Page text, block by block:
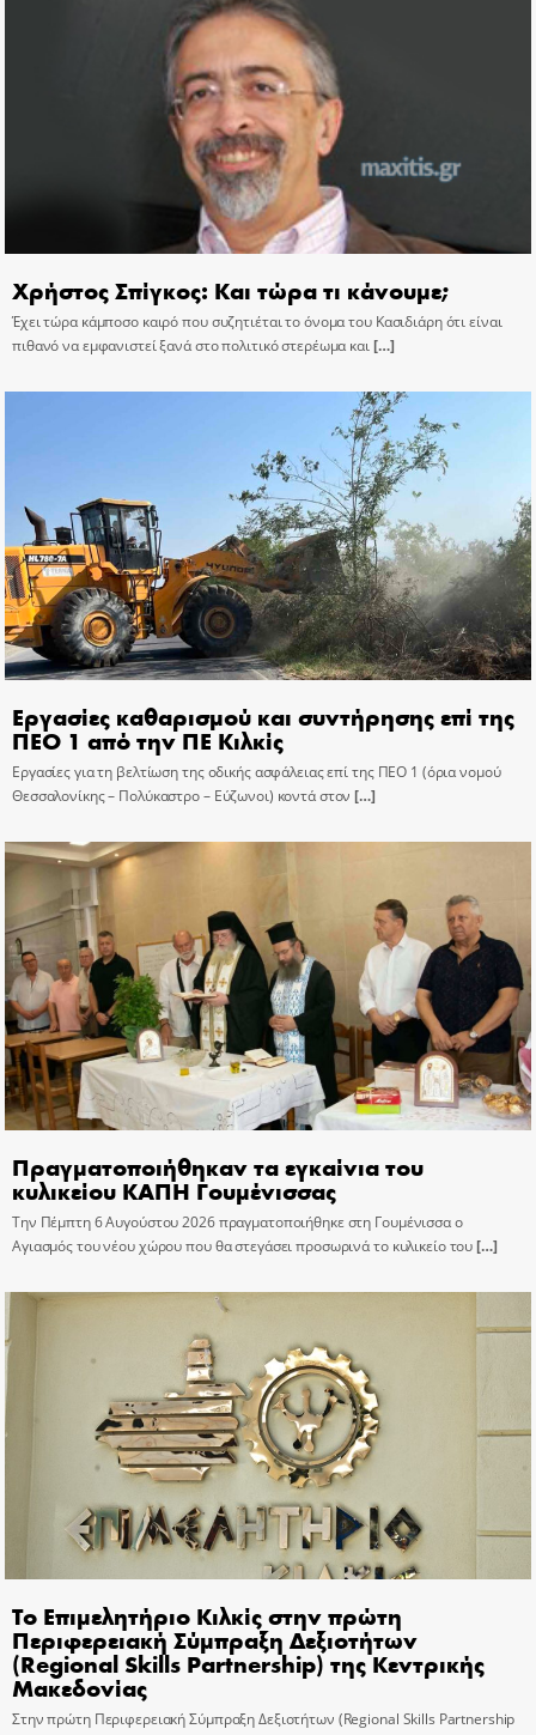
Χρήστος Σπίγκος: Και τώρα τι κάνουμε;
Έχει τώρα κάμποσο καιρό που συζητιέται το όνομα του Κασιδιάρη ότι είναι
πιθανό να εμφανιστεί ξανά στο πολιτικό στερέωμα και[…]
Εργασίες καθαρισμού και συντήρησης επί της
ΠΕΟ 1 από την ΠΕ Κιλκίς
Εργασίες για τη βελτίωση της οδικής ασφάλειας επί της ΠΕΟ 1 (όρια νομού
Θεσσαλονίκης – Πολύκαστρο – Εύζωνοι) κοντά στον […]
Πραγματοποιήθηκαν τα εγκαίνια του
κυλικείου ΚΑΠΗ Γουμένισσας
Την Πέμπτη 6 Αυγούστου 2026 πραγματοποιήθηκε στη Γουμένισσα ο
Αγιασμός του νέου χώρου που θα στεγάσει προσωρινά το κυλικείο του[…]
Το Επιμελητήριο Κιλκίς στην πρώτη
Περιφερειακή Σύμπραξη Δεξιοτήτων
(Regional Skills Partnership) της Κεντρικής
Μακεδονίας
Στην πρώτη Περιφερειακή Σύμπραξη Δεξιοτήτων (Regional Skills Partnership